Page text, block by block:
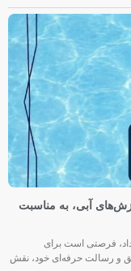
آبی، به مناسبت
آب، روایتگران تلاش و پیشرفت ۱۷ مرداد، فرصتی است برای
و رسالت حرفه‌ای خود، نقش